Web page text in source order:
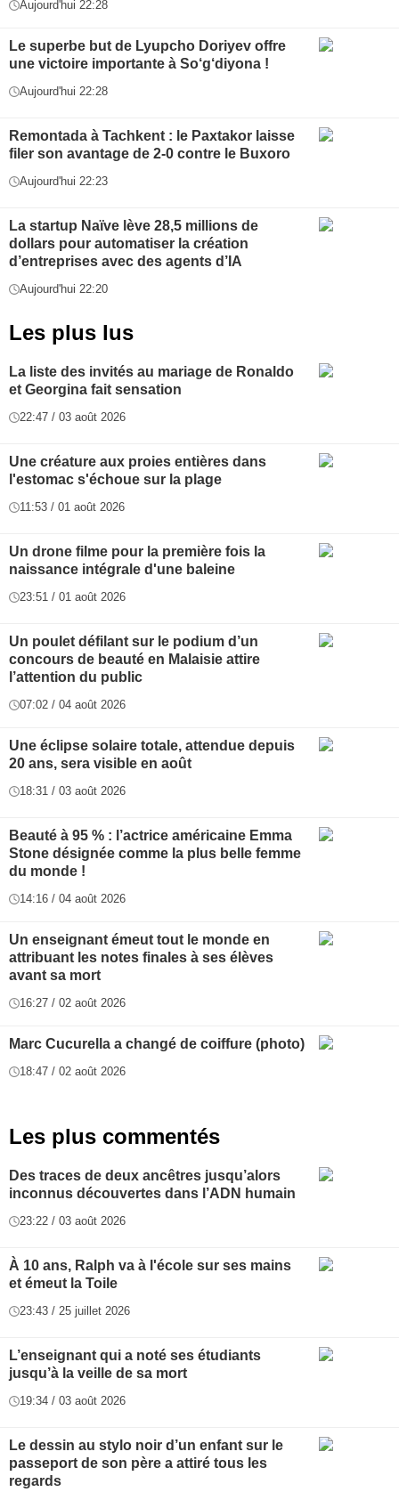
Aujourd'hui 22:28
Le superbe but de Lyupcho Doriyev offre
une victoire importante à So‘g‘diyona !
Aujourd'hui 22:28
Remontada à Tachkent : le Paxtakor laisse
filer son avantage de 2-0 contre le Buxoro
Aujourd'hui 22:23
La startup Naïve lève 28,5 millions de
dollars pour automatiser la création
d’entreprises avec des agents d’IA
Aujourd'hui 22:20
Les plus lus
La liste des invités au mariage de Ronaldo
et Georgina fait sensation
22:47 / 03 août 2026
Une créature aux proies entières dans
l'estomac s'échoue sur la plage
11:53 / 01 août 2026
Un drone filme pour la première fois la
naissance intégrale d'une baleine
23:51 / 01 août 2026
Un poulet défilant sur le podium d’un
concours de beauté en Malaisie attire
l’attention du public
07:02 / 04 août 2026
Une éclipse solaire totale, attendue depuis
20 ans, sera visible en août
18:31 / 03 août 2026
Beauté à 95 % : l’actrice américaine Emma
Stone désignée comme la plus belle femme
du monde !
14:16 / 04 août 2026
Un enseignant émeut tout le monde en
attribuant les notes finales à ses élèves
avant sa mort
16:27 / 02 août 2026
Marc Cucurella a changé de coiffure (photo)
18:47 / 02 août 2026
Les plus commentés
Des traces de deux ancêtres jusqu’alors
inconnus découvertes dans l’ADN humain
23:22 / 03 août 2026
À 10 ans, Ralph va à l'école sur ses mains
et émeut la Toile
23:43 / 25 juillet 2026
L’enseignant qui a noté ses étudiants
jusqu’à la veille de sa mort
19:34 / 03 août 2026
Le dessin au stylo noir d’un enfant sur le
passeport de son père a attiré tous les
regards